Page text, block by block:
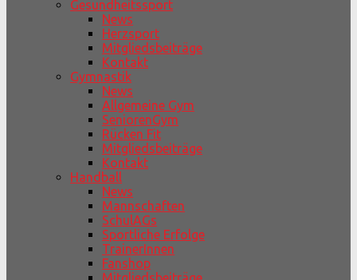
Gesundheitssport
News
Herzsport
Mitgliedsbeiträge
Kontakt
Gymnastik
News
Allgemeine Gym
SeniorenGym
Rücken Fit
Mitgliedsbeiträge
Kontakt
Handball
News
Mannschaften
SchulAGs
Sportliche Erfolge
TrainerInnen
Fanshop